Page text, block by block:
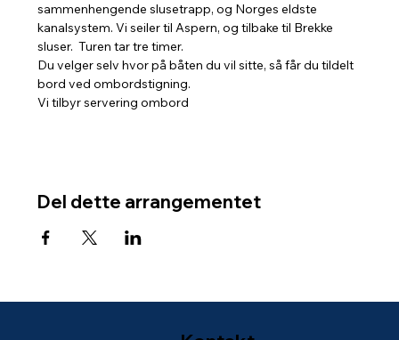
sammenhengende slusetrapp, og Norges eldste
kanalsystem. Vi seiler til Aspern, og tilbake til Brekke
sluser.  Turen tar tre timer.
Du velger selv hvor på båten du vil sitte, så får du tildelt
bord ved ombordstigning.
Vi tilbyr servering ombord
Del dette arrangementet